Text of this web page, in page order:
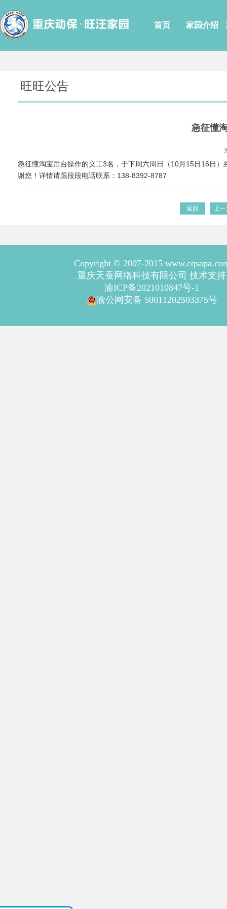
首页 家园介绍
旺旺公告
急征懂
急征懂淘宝后台操作的义工3名，于下周六周日（10月15日16日
谢您！详情请跟段段电话联系：138-8392-8787
返回 上
Copyright © 2007-2015
重庆天蚕网络科技有限公司 技术支持
渝ICP备2021010847号-1
渝公网安备 50011202503375号